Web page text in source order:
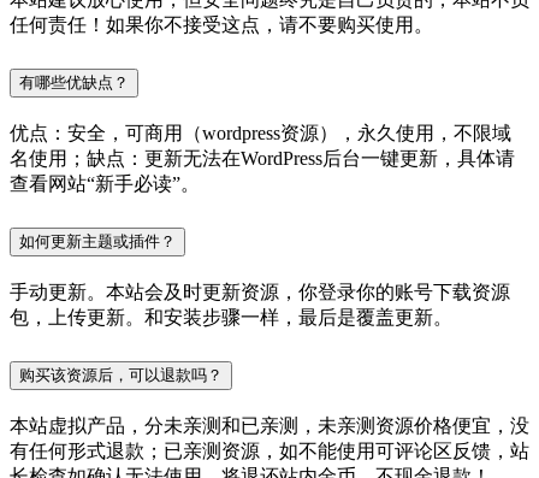
任何责任！如果你不接受这点，请不要购买使用。
有哪些优缺点？
优点：安全，可商用（wordpress资源），永久使用，不限域
名使用；缺点：更新无法在WordPress后台一键更新，具体请
查看网站“新手必读”。
如何更新主题或插件？
手动更新。本站会及时更新资源，你登录你的账号下载资源
包，上传更新。和安装步骤一样，最后是覆盖更新。
购买该资源后，可以退款吗？
本站虚拟产品，分未亲测和已亲测，未亲测资源价格便宜，没
有任何形式退款；已亲测资源，如不能使用可评论区反馈，站